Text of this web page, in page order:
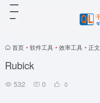
首页 • 软件工具 • 效率工具 • 正文
Rubick
532 0 0